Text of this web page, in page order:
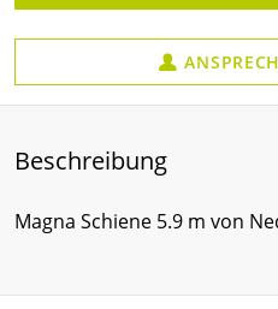
Beschreibung
Magna Schiene 5.9 m von